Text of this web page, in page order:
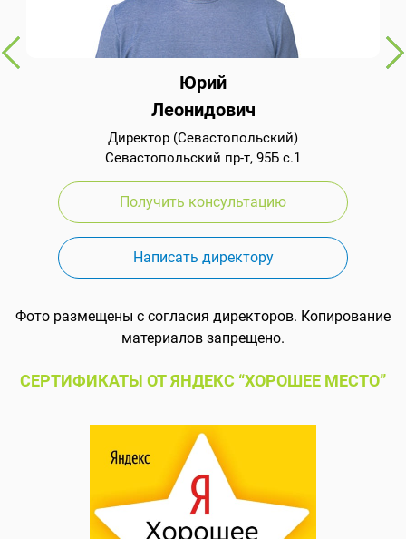
Юрий
Леонидович
Директор (Севастопольский)
Севастопольский пр-т, 95Б с.1
Получить консультацию
Написать директору
Фото размещены с согласия директоров. Копирование
материалов запрещено.
СЕРТИФИКАТЫ ОТ ЯНДЕКС “ХОРОШЕЕ МЕСТО”